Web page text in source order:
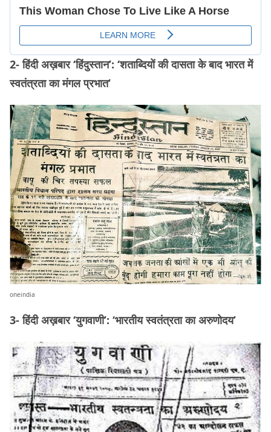
2- हिंदी अख़बार ‘हिंदुस्तान’: ‘शताब्दियों की दासता के बाद भारत में
स्वतंत्रता का मंगल प्रभात’
oneindia
3- हिंदी अख़बार ‘युगवाणी’: ‘भारतीय स्वतंत्रता का अरुणोदय’